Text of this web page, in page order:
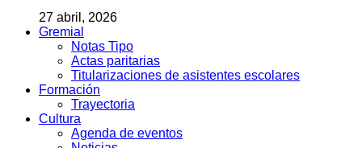
27 abril, 2026
Gremial
Notas Tipo
Actas paritarias
Titularizaciones de asistentes escolares
Formación
Trayectoria
Cultura
Agenda de eventos